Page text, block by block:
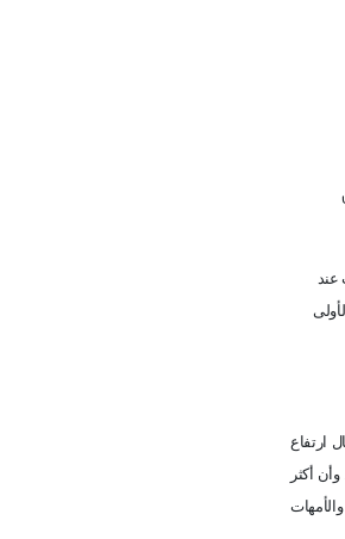
عند
الوالدين حيال ارتفاع
إلى 33% في الآونة الأخيرة. وأن أكثر
لا تضبط مقدار ووتيرة إعطاء الدواء. وأن 27% من الآباء والأمهات